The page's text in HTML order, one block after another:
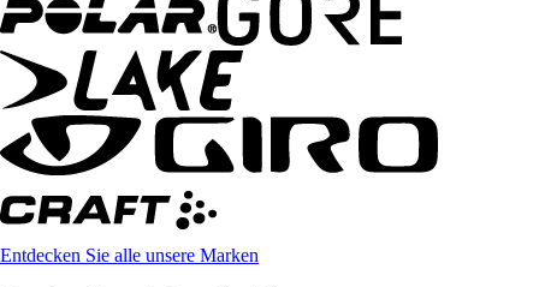
Entdecken Sie alle unsere Marken